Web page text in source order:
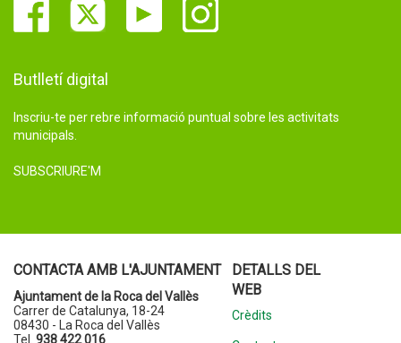
Butlletí digital
Inscriu-te per rebre informació puntual sobre les activitats
municipals.
SUBSCRIURE'M
CONTACTA AMB L'AJUNTAMENT
Ajuntament de la Roca del Vallès
Carrer de Catalunya, 18-24
08430 - La Roca del Vallès
Tel. 938 422 016
DETALLS DEL
WEB
Crèdits